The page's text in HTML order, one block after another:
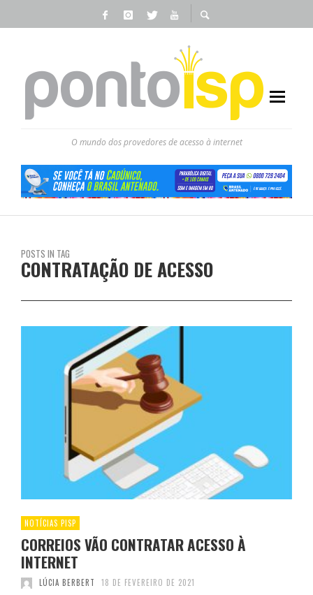
O mundo dos provedores de acesso à internet
POSTS IN TAG
CONTRATAÇÃO DE ACESSO
NOTÍCIAS PISP
CORREIOS VÃO CONTRATAR ACESSO À
INTERNET
LÚCIA BERBERT 18 DE FEVEREIRO DE 2021